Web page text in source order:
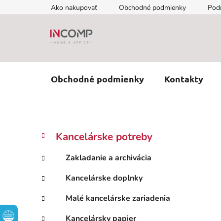
na
Ako nakupovať Obchodné podmienky
Obchodné podmienky Kontakty
B
č
ý
p
Preskočiť
kategórie
K
a
e
g
ó
r
e
Kancelárske potreby
Zakladanie a archivácia
Kancelárske doplnky
Malé kancelárske zariadenia
Kancelársky papier